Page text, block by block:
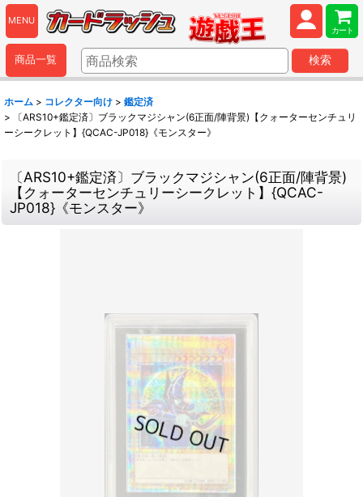
MENU
カート
商品一覧 検索
ホーム > コレクター向け > 鑑定済
>
〔ARS10+鑑定済〕ブラックマジシャン(6正面/陣背景)【クォーターセンチュリ
ーシークレット】{QCAC-JP018}《モンスター》
〔ARS10+鑑定済〕ブラックマジシャン(6正面/陣背景)
【クォーターセンチュリーシークレット】{QCAC-
JP018}《モンスター》